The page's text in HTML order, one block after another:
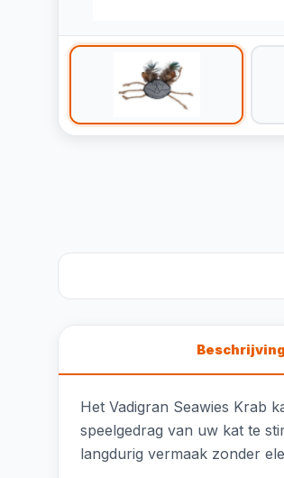
Beschrijving
Het Vadigran Seawies Krab
speelgedrag van uw kat te
langdurig vermaak zonder